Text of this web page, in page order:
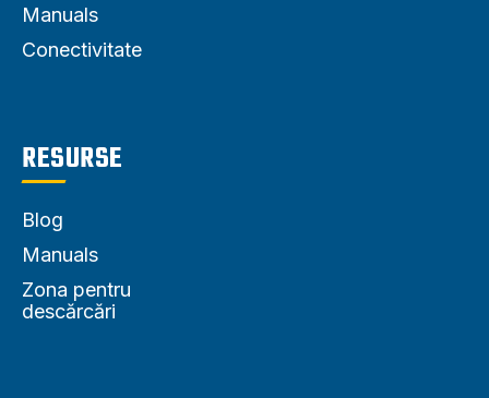
Manuals
Conectivitate
RESURSE
Blog
Manuals
Zona pentru
descărcări